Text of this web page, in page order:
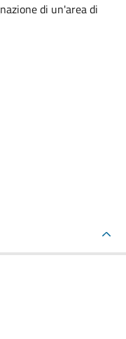
di un'area di